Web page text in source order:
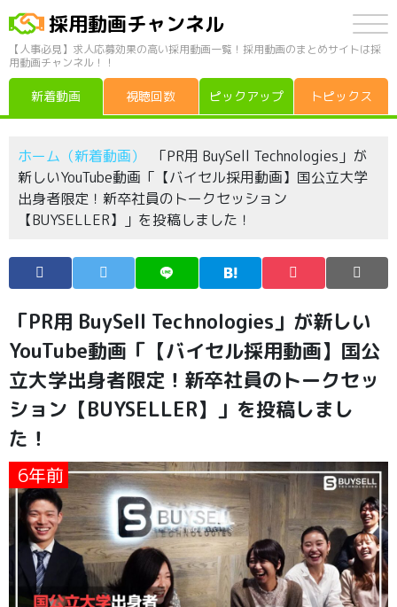
採用動画チャンネル
【人事必見】求人応募効果の高い採用動画一覧！採用動画のまとめサイトは採
用動画チャンネル！！
新着動画 視聴回数 ピックアップ トピックス
ホーム（新着動画）
「PR用 BuySell Technologies」が
新しいYouTube動画「【バイセル採用動画】国公立大学
出身者限定！新卒社員のトークセッション
【BUYSELLER】」を投稿しました！
「PR用 BuySell Technologies」が新しい
YouTube動画「【バイセル採用動画】国公
立大学出身者限定！新卒社員のトークセッ
ション【BUYSELLER】」を投稿しまし
た！
6年前